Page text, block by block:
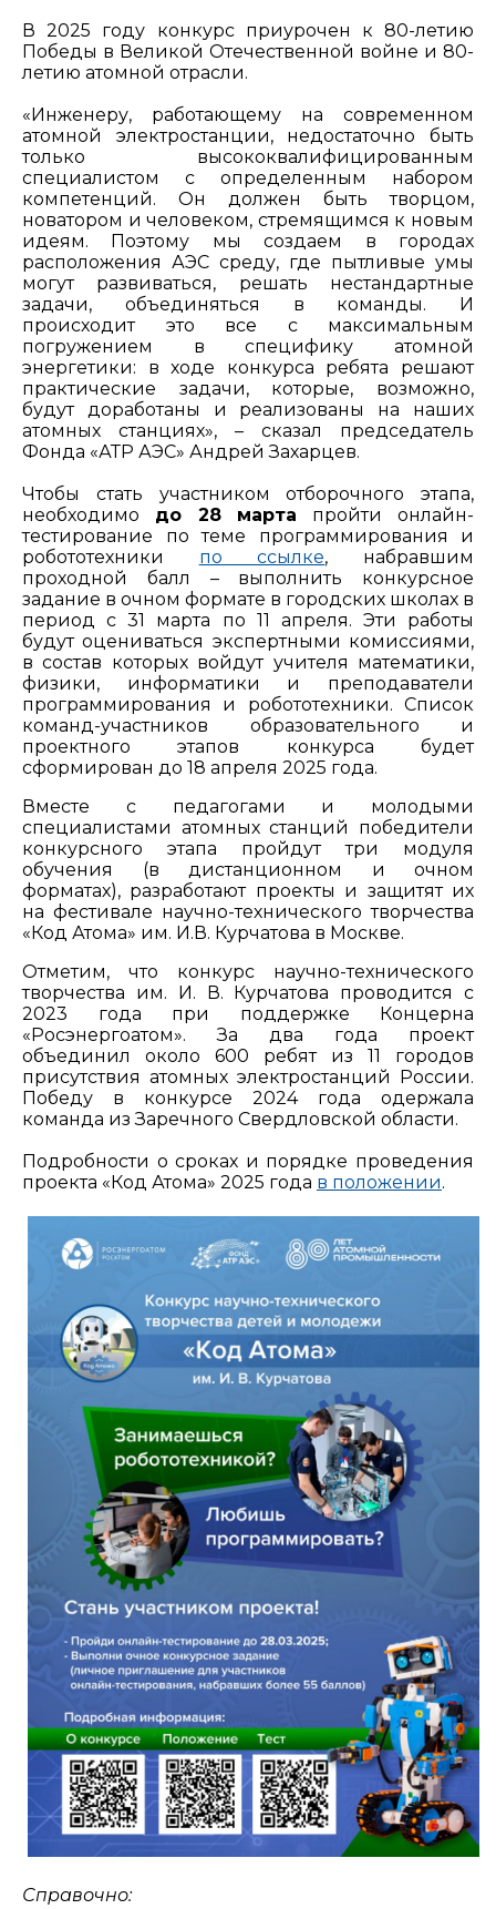
В 2025 году конкурс приурочен к 80-летию
Победы в Великой Отечественной войне и 80-
летию атомной отрасли.
«Инженеру, работающему на современном
атомной электростанции, недостаточно быть
только высококвалифицированным
специалистом с определенным набором
компетенций. Он должен быть творцом,
новатором и человеком, стремящимся к новым
идеям. Поэтому мы создаем в городах
расположения АЭС среду, где пытливые умы
могут развиваться, решать нестандартные
задачи, объединяться в команды. И
происходит это все с максимальным
погружением в специфику атомной
энергетики: в ходе конкурса ребята решают
практические задачи, которые, возможно,
будут доработаны и реализованы на наших
атомных станциях», – сказал председатель
Фонда «АТР АЭС» Андрей Захарцев.
Чтобы стать участником отборочного этапа,
необходимо до 28 марта пройти онлайн-
тестирование по теме программирования и
робототехники по ссылке, набравшим
проходной балл – выполнить конкурсное
задание в очном формате в городских школах в
период с 31 марта по 11 апреля. Эти работы
будут оцениваться экспертными комиссиями,
в состав которых войдут учителя математики,
физики, информатики и преподаватели
программирования и робототехники. Список
команд-участников образовательного и
проектного этапов конкурса будет
сформирован до 18 апреля 2025 года.
Вместе с педагогами и молодыми
специалистами атомных станций победители
конкурсного этапа пройдут три модуля
обучения (в дистанционном и очном
форматах), разработают проекты и защитят их
на фестивале научно-технического творчества
«Код Атома» им. И.В. Курчатова в Москве.
Отметим, что конкурс научно-технического
творчества им. И. В. Курчатова проводится с
2023 года при поддержке Концерна
«Росэнергоатом». За два года проект
объединил около 600 ребят из 11 городов
присутствия атомных электростанций России.
Победу в конкурсе 2024 года одержала
команда из Заречного Свердловской области.
Подробности о сроках и порядке проведения
проекта «Код Атома» 2025 года в положении.
Справочно: